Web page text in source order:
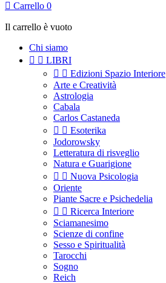
 Carrello 0
Il carrello è vuoto
Chi siamo
  LIBRI
  Edizioni Spazio Interiore
Arte e Creatività
Astrologia
Cabala
Carlos Castaneda
  Esoterika
Jodorowsky
Letteratura di risveglio
Natura e Guarigione
  Nuova Psicologia
Oriente
Piante Sacre e Psichedelia
  Ricerca Interiore
Sciamanesimo
Scienze di confine
Sesso e Spiritualità
Tarocchi
Sogno
Reich